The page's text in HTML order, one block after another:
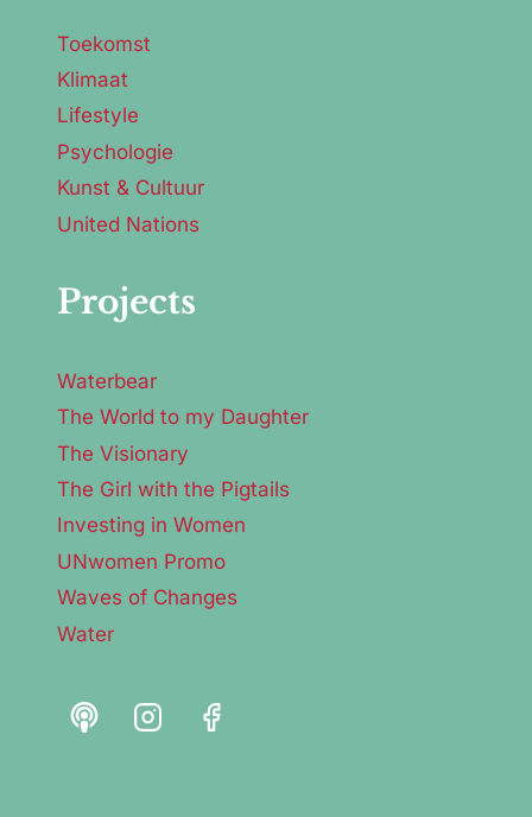
Toekomst
Klimaat
Lifestyle
Psychologie
Kunst & Cultuur
United Nations
Projects
Waterbear
The World to my Daughter
The Visionary
The Girl with the Pigtails
Investing in Women
UNwomen Promo
Waves of Changes
Water